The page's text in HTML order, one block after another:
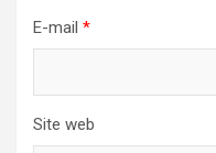
E-mail *
Site web